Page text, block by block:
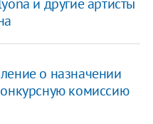
и другие артисты
о назначении
комиссию